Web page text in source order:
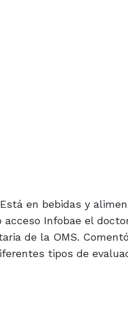
en bebidas y
Infobae el
de la OMS.
tipos de